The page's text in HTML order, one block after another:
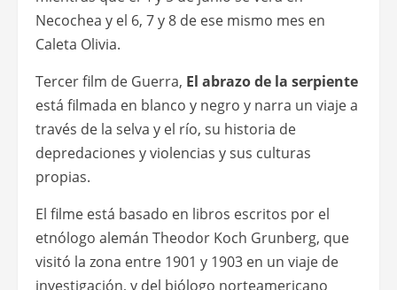
Necochea y el 6, 7 y 8 de ese mismo mes en
Caleta Olivia.
Tercer film de Guerra, El abrazo de la serpiente
está filmada en blanco y negro y narra un viaje a
través de la selva y el río, su historia de
depredaciones y violencias y sus culturas
propias.
El filme está basado en libros escritos por el
etnólogo alemán Theodor Koch Grunberg, que
visitó la zona entre 1901 y 1903 en un viaje de
investigación, y del biólogo norteamericano